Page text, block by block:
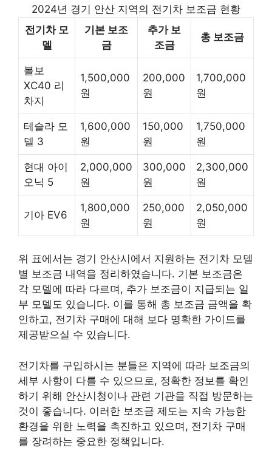
2024년 경기 안산 지역의 전기차 보조금 현황
전기차 모
델
기본 보조
금
추가 보
조금
총 보조금
볼보
XC40 리
차지
1,500,000
원
200,000
원
1,700,000
원
테슬라 모
델 3
1,600,000
원
150,000
원
1,750,000
원
현대 아이
오닉 5
2,000,000
원
300,000
원
2,300,000
원
기아 EV6
1,800,000
원
250,000
원
2,050,000
원
위 표에서는 경기 안산시에서 지원하는 전기차 모델
별 보조금 내역을 정리하였습니다. 기본 보조금은
각 모델에 따라 다르며, 추가 보조금이 지급되는 일
부 모델도 있습니다. 이를 통해 총 보조금 금액을 확
인하고, 전기차 구매에 대해 보다 명확한 가이드를
제공받으실 수 있습니다.
전기차를 구입하시는 분들은 지역에 따라 보조금의
세부 사항이 다를 수 있으므로, 정확한 정보를 확인
하기 위해 안산시청이나 관련 기관을 직접 방문하는
것이 좋습니다. 이러한 보조금 제도는 지속 가능한
환경을 위한 노력을 촉진하고 있으며, 전기차 구매
를 장려하는 중요한 정책입니다.